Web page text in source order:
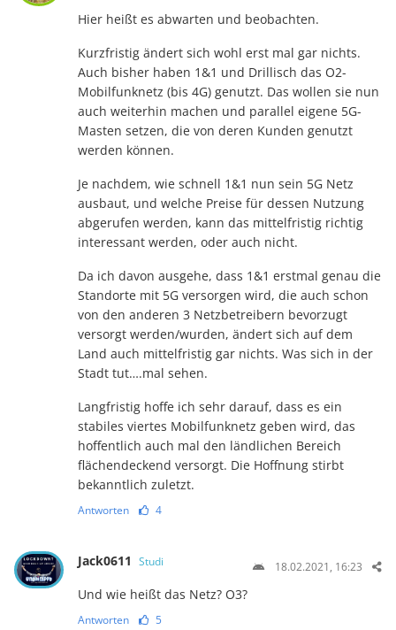
Hier heißt es abwarten und beobachten.
Kurzfristig ändert sich wohl erst mal gar nichts.
Auch bisher haben 1&1 und Drillisch das O2-
Mobilfunknetz (bis 4G) genutzt. Das wollen sie nun
auch weiterhin machen und parallel eigene 5G-
Masten setzen, die von deren Kunden genutzt
werden können.
Je nachdem, wie schnell 1&1 nun sein 5G Netz
ausbaut, und welche Preise für dessen Nutzung
abgerufen werden, kann das mittelfristig richtig
interessant werden, oder auch nicht.
Da ich davon ausgehe, dass 1&1 erstmal genau die
Standorte mit 5G versorgen wird, die auch schon
von den anderen 3 Netzbetreibern bevorzugt
versorgt werden/wurden, ändert sich auf dem
Land auch mittelfristig gar nichts. Was sich in der
Stadt tut….mal sehen.
Langfristig hoffe ich sehr darauf, dass es ein
stabiles viertes Mobilfunknetz geben wird, das
hoffentlich auch mal den ländlichen Bereich
flächendeckend versorgt. Die Hoffnung stirbt
bekanntlich zuletzt.
Antworten 4
Jack0611 Studi 18.02.2021, 16:23
Und wie heißt das Netz? O3?
Antworten 5